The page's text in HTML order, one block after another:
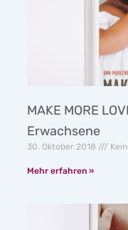
MAKE MORE
Erwachsene
30. Oktober 2018
Mehr erfahren »